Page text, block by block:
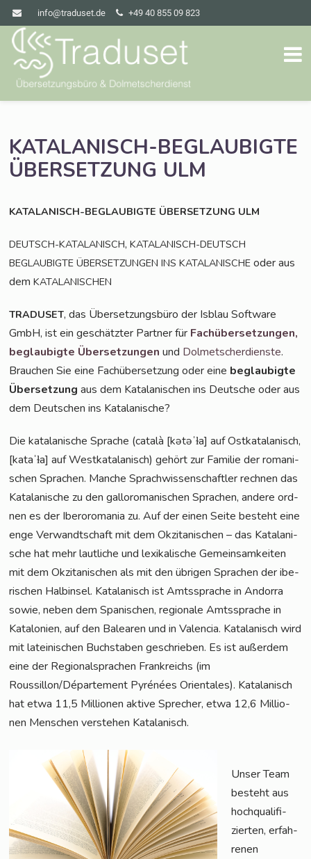
info@traduset.de +49 40 855 09 823
KATALANISCH-BEGLAUBIGTE
ÜBERSETZUNG ULM
KATALANISCH-BEGLAUBIGTE ÜBERSETZUNG ULM
DEUTSCH-KATALANISCH,KATALANISCH-DEUTSCH
BEGLAUBIGTE ÜBERSETZUNGEN INS KATALANISCHE oder aus
demKATALANISCHEN
TRADUSET, das Über­set­zungs­bü­ro der Isblau Soft­ware
GmbH, ist ein geschätz­ter Part­ner für Fach­über­set­zun­gen,
beglau­big­te Über­set­zun­gen und Dol­met­scher­diens­te.
Brau­chen Sie eine Fach­über­set­zung oder eine beglau­big­te
Über­set­zung aus dem Kata­la­ni­schen ins Deut­sche oder aus
dem Deut­schen ins Katalanische?
Die kata­la­ni­sche Spra­che (cata­là [kətəˈɫa] auf Ost­ka­ta­la­nisch,
[kataˈɫa] auf West­ka­ta­la­nisch) gehört zur Fami­lie der roma­ni­
schen Spra­chen. Man­che Sprach­wis­sen­schaft­ler rech­nen das
Kata­la­ni­sche zu den gal­lo­ro­ma­ni­schen Spra­chen, ande­re ord­
nen es der Ibe­ro­ro­ma­nia zu. Auf der einen Sei­te besteht eine
enge Ver­wandt­schaft mit dem Okzita­ni­schen – das Kata­la­ni­
sche hat mehr laut­li­che und lexi­ka­li­sche Gemein­sam­kei­ten
mit dem Okzita­ni­schen als mit den übri­gen Spra­chen der ibe­
ri­schen Halb­in­sel. Kata­la­nisch ist Amts­spra­che in Andor­ra
sowie, neben dem Spa­ni­schen, regio­na­le Amts­spra­che in
Kata­lo­ni­en, auf den Balea­ren und in Valen­cia. Kata­la­nisch wird
mit latei­ni­schen Buch­sta­ben geschrie­ben. Es ist außer­dem
eine der Regio­nal­spra­chen Frank­reichs (im
Roussillon/Département Pyré­nées Ori­en­ta­les). Kata­la­nisch
hat etwa 11,5 Mil­lio­nen akti­ve Spre­cher, etwa 12,6 Mil­lio­
nen Men­schen ver­ste­hen Katalanisch.
Unser Team
besteht aus
hoch­qua­li­fi­
zier­ten, erfah­
re­nen